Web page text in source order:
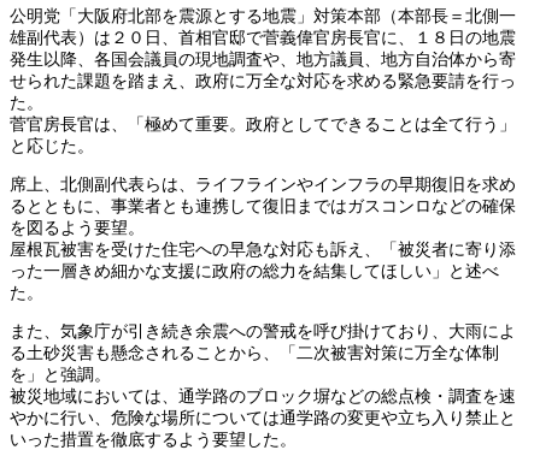
公明党「大阪府北部を震源とする地震」対策本部（本部長＝北側一
雄副代表）は２０日、首相官邸で菅義偉官房長官に、１８日の地震
発生以降、各国会議員の現地調査や、地方議員、地方自治体から寄
せられた課題を踏まえ、政府に万全な対応を求める緊急要請を行っ
た。
菅官房長官は、「極めて重要。政府としてできることは全て行う」
と応じた。
席上、北側副代表らは、ライフラインやインフラの早期復旧を求め
るとともに、事業者とも連携して復旧まではガスコンロなどの確保
を図るよう要望。
屋根瓦被害を受けた住宅への早急な対応も訴え、「被災者に寄り添
った一層きめ細かな支援に政府の総力を結集してほしい」と述べ
た。
また、気象庁が引き続き余震への警戒を呼び掛けており、大雨によ
る土砂災害も懸念されることから、「二次被害対策に万全な体制
を」と強調。
被災地域においては、通学路のブロック塀などの総点検・調査を速
やかに行い、危険な場所については通学路の変更や立ち入り禁止と
いった措置を徹底するよう要望した。